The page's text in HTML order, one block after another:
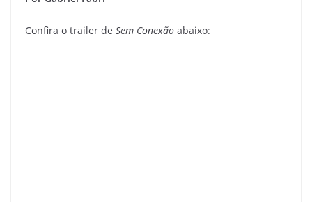
Confira o trailer de Sem Conexão abaixo: